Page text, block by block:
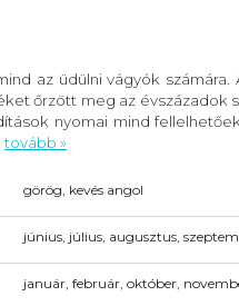
az üdülni vágyók
őrzött meg az évszázadok
nyomai mind
tovább »
görög, kevés angol
június, július, augusztus,
január, február, október,